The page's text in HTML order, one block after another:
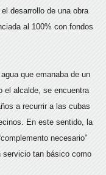
desarrollo de una obra
al 100% con fondos
que emanaba de un
el alcalde, se encuentra
a recurrir a las cubas
En este sentido, la
necesario”
servicio tan básico como